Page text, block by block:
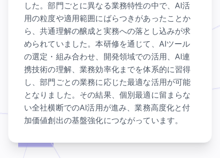
した。部門ごとに異なる業務特性の中で、AI活
用の粒度や適用範囲にばらつきがあったことか
ら、共通理解の醸成と実務への落とし込みが求
められていました。本研修を通じて、AIツール
の選定・組み合わせ、開発領域での活用、AI連
携技術の理解、業務効率化までを体系的に習得
し、部門ごとの業務に応じた最適な活用が可能
となりました。その結果、個別最適に留まらな
い全社横断でのAI活用が進み、業務高度化と付
加価値創出の基盤強化につながっています。